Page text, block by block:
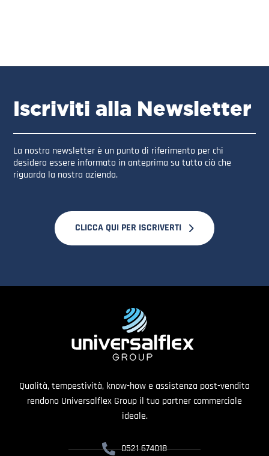
Iscriviti alla Newsletter
La nostra newsletter è un punto di riferimento per chi
desidera essere informato in anteprima su tutto ciò che
riguarda la nostra azienda.
CLICCA QUI PER ISCRIVERTI
Qualità, tempestività, know-how e assistenza post-vendita
rendono Universalflex Group il tuo partner commerciale
ideale.
0521 674018